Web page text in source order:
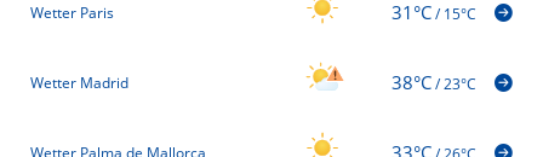
Wetter Paris 31°C/15°C
Wetter Madrid 38°C/23°C
Wetter Palma de Mallorca 33°C